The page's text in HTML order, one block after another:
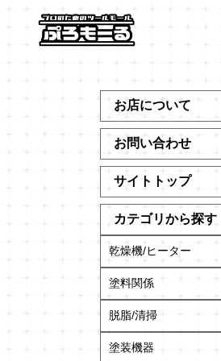
お店について
お問い合わせ
サイトトップ
カテゴリから探す
乾燥機/ヒーター
塗料関係
脱脂/清掃
塗装機器